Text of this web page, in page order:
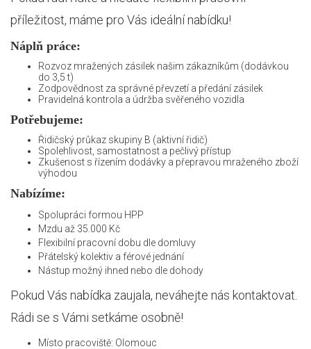
příležitost, máme pro Vás ideální nabídku!
Náplň práce:
Rozvoz mražených zásilek našim zákazníkům (dodávkou
do 3,5 t)
Zodpovědnost za správné převzetí a předání zásilek
Pravidelná kontrola a údržba svěřeného vozidla
Potřebujeme:
Řidičský průkaz skupiny B (aktivní řidič)
Spolehlivost, samostatnost a pečlivý přístup
Zkušenost s řízením dodávky a přepravou mraženého zboží
výhodou
Nabízíme:
Spolupráci formou HPP
Mzdu až 35.000 Kč
Flexibilní pracovní dobu dle domluvy
Přátelský kolektiv a férové jednání
Nástup možný ihned nebo dle dohody
Pokud Vás nabídka zaujala, neváhejte nás kontaktovat.
Rádi se s Vámi setkáme osobně!
Místo pracoviště: Olomouc